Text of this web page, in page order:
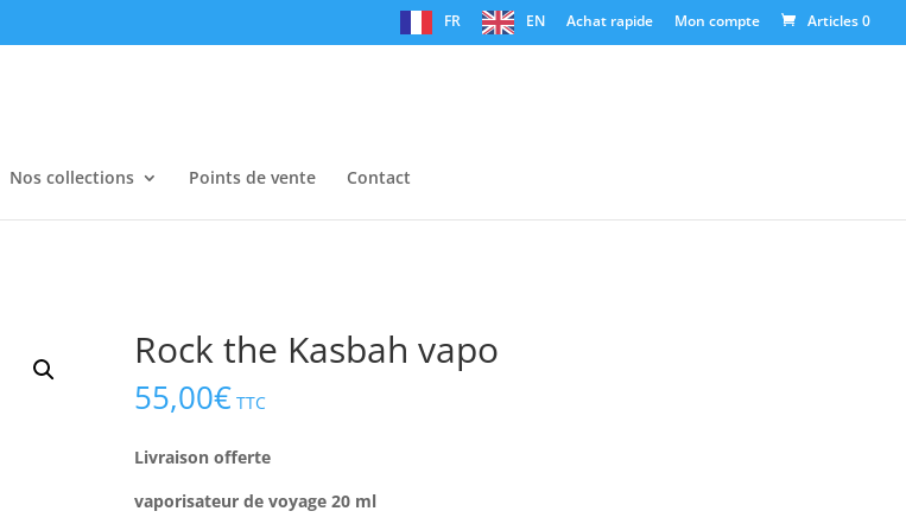
FR EN Achat rapide Mon compte Articles 0
Nos collections Points de vente Contact
Rock the Kasbah vapo
55,00€ TTC
Livraison offerte
vaporisateur de voyage 20 ml